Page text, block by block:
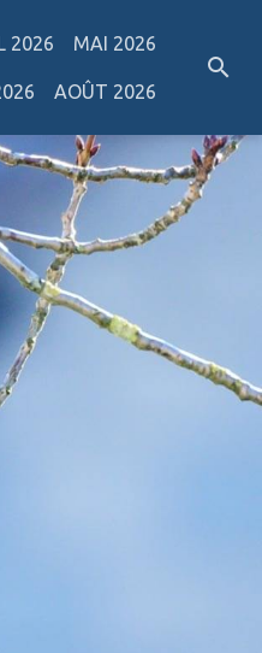
2026 MAI 2026
AOÛT 2026